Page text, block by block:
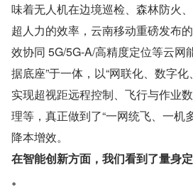
味着无人机在边境巡检、森林防火
超人力的效率，云南移动重磅发布
效协同 5G/5G-A/高精度定位等云网
据底座”于一体，以“网联化、数字化
实现超视距远程控制、飞行与作业
理等，真正做到了“一网统飞、一机
降本增效。
在智能创新方面，我们看到了量身
。